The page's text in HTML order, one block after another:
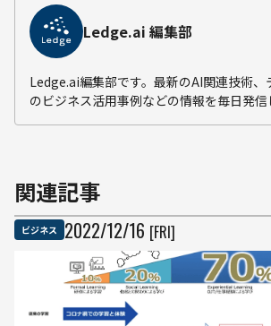
Ledge.ai 編集部
Ledge.ai編集部です。最新のAI関連技術、
のビジネス活用事例などの情報を毎日発信
関連記事
ビジネス 2022/12/16 [FRI]